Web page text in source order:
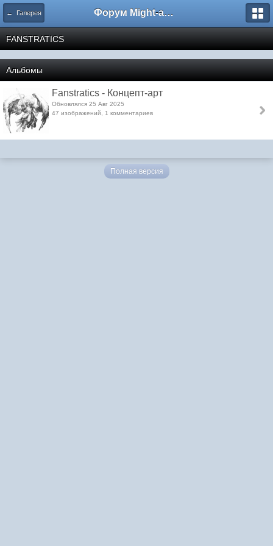
← Галерея Форум Might-and-Magic.ru
FANSTRATICS
Альбомы
Fanstratics - Концепт-арт
Обновлялся 25 Авг 2025
47 изображений, 1 комментариев
Полная версия